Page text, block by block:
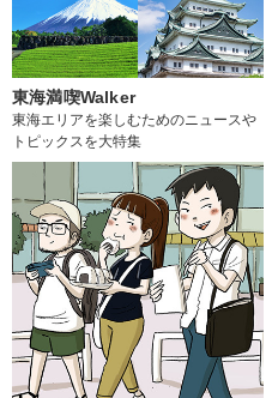
東海満喫Walker
東海エリアを楽しむためのニュースや
トピックスを大特集